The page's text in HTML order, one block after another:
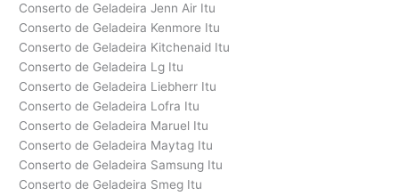
Conserto de Geladeira Jenn Air Itu
Conserto de Geladeira Kenmore Itu
Conserto de Geladeira Kitchenaid Itu
Conserto de Geladeira Lg Itu
Conserto de Geladeira Liebherr Itu
Conserto de Geladeira Lofra Itu
Conserto de Geladeira Maruel Itu
Conserto de Geladeira Maytag Itu
Conserto de Geladeira Samsung Itu
Conserto de Geladeira Smeg Itu